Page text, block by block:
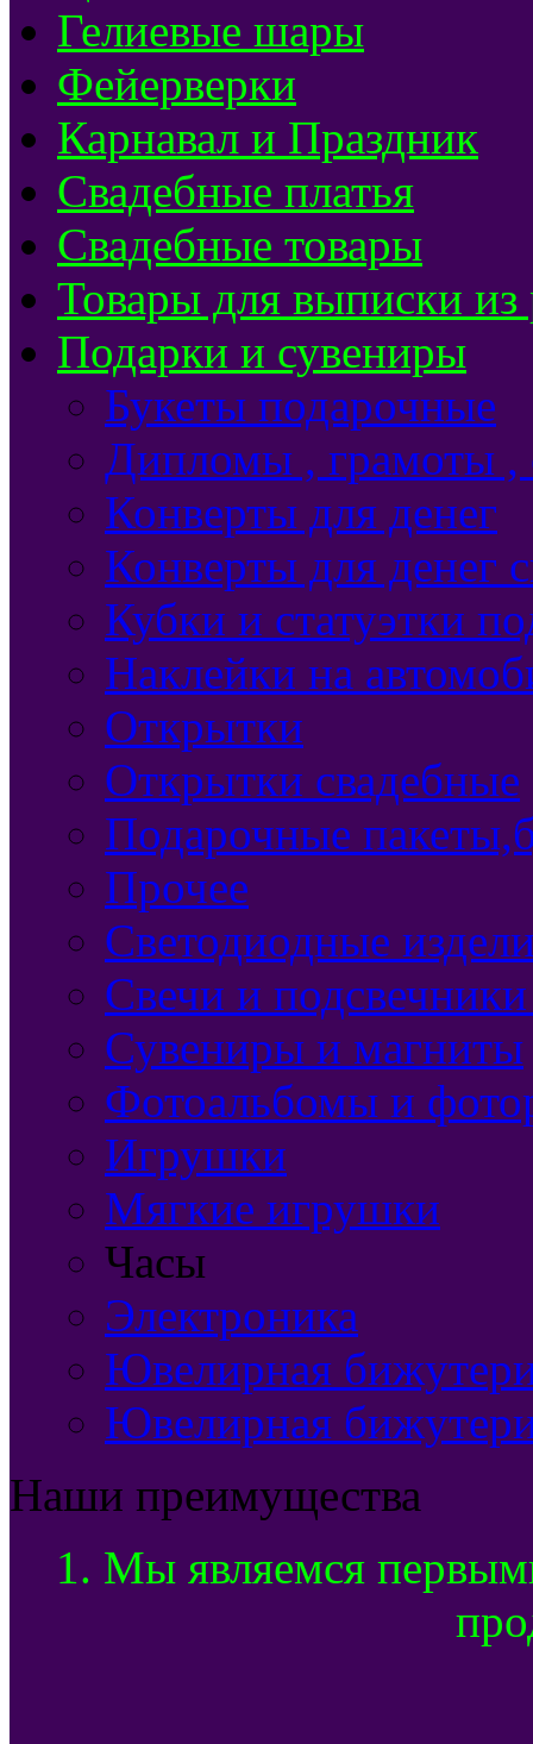
Гелиевые шары
Фейерверки
Карнавал и Праздник
Свадебные платья
Свадебные товары
Товары для выписки из
Подарки и сувениры
Букеты подарочные
Дипломы , грамоты ,
Конверты для денег
Конверты для денег
Кубки и статуэтки
Наклейки на
Открытки
Открытки свадебные
Подарочные
Прочее
Светодиодные
Свечи и
Сувениры и магниты
Фотоальбомы и
Игрушки
Мягкие игрушки
Часы
Электроника
Ювелирная
Ювелирная
Наши преимущества
1. Мы являемся